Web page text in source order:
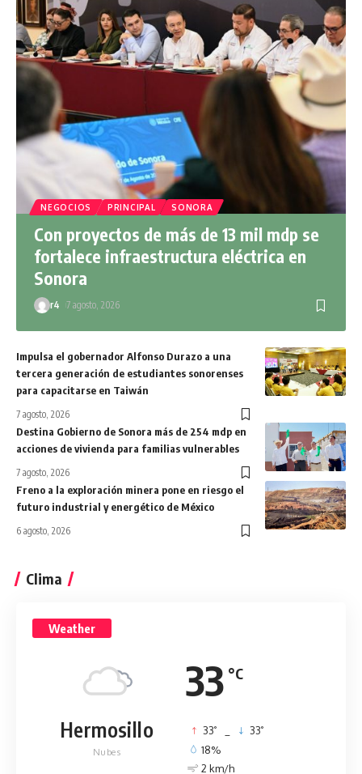
NEGOCIOS PRINCIPAL SONORA
Con proyectos de más de 13 mil mdp se
fortalece infraestructura eléctrica en
Sonora
r4 7 agosto, 2026
Impulsa el gobernador Alfonso Durazo a una
tercera generación de estudiantes sonorenses
para capacitarse en Taiwán
7 agosto, 2026
Destina Gobierno de Sonora más de 254 mdp en
acciones de vivienda para familias vulnerables
7 agosto, 2026
Freno a la exploración minera pone en riesgo el
futuro industrial y energético de México
6 agosto, 2026
Clima
Weather
33 °C
Hermosillo
Nubes
33° 33°
18%
2 km/h